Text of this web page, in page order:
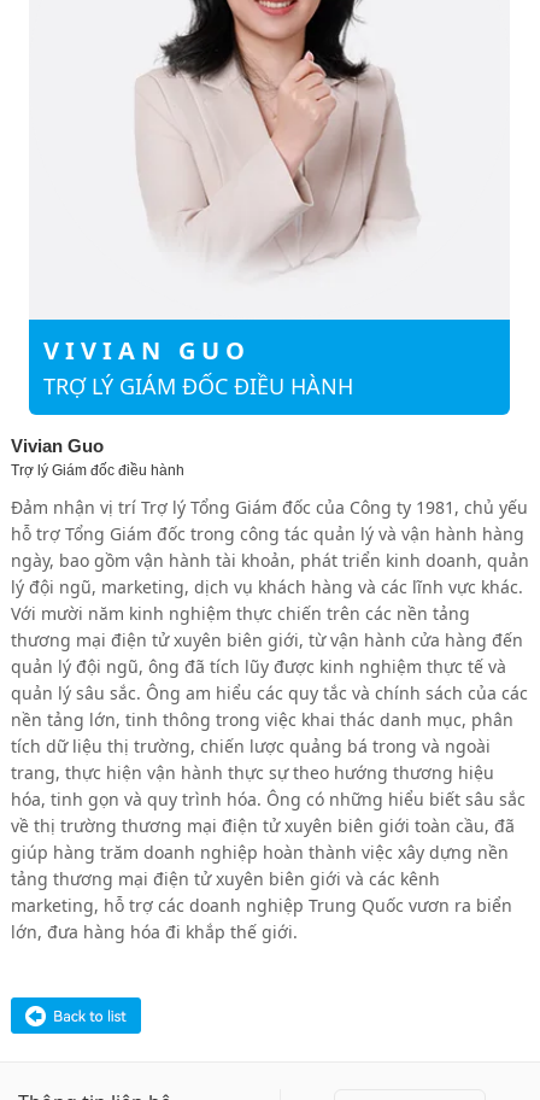
VIVIAN GUO
TRỢ LÝ GIÁM ĐỐC ĐIỀU HÀNH
Vivian Guo
Trợ lý Giám đốc điều hành
Đảm nhận vị trí Trợ lý Tổng Giám đốc của Công ty 1981, chủ yếu
hỗ trợ Tổng Giám đốc trong công tác quản lý và vận hành hàng
ngày, bao gồm vận hành tài khoản, phát triển kinh doanh, quản
lý đội ngũ, marketing, dịch vụ khách hàng và các lĩnh vực khác.
Với mười năm kinh nghiệm thực chiến trên các nền tảng
thương mại điện tử xuyên biên giới, từ vận hành cửa hàng đến
quản lý đội ngũ, ông đã tích lũy được kinh nghiệm thực tế và
quản lý sâu sắc. Ông am hiểu các quy tắc và chính sách của các
nền tảng lớn, tinh thông trong việc khai thác danh mục, phân
tích dữ liệu thị trường, chiến lược quảng bá trong và ngoài
trang, thực hiện vận hành thực sự theo hướng thương hiệu
hóa, tinh gọn và quy trình hóa. Ông có những hiểu biết sâu sắc
về thị trường thương mại điện tử xuyên biên giới toàn cầu, đã
giúp hàng trăm doanh nghiệp hoàn thành việc xây dựng nền
tảng thương mại điện tử xuyên biên giới và các kênh
marketing, hỗ trợ các doanh nghiệp Trung Quốc vươn ra biển
lớn, đưa hàng hóa đi khắp thế giới.